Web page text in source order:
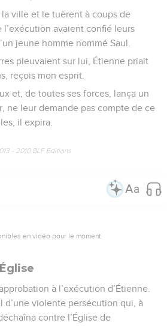
ville et le tuèrent à coups de
l’exécution avaient confié leurs
jeune homme nommé Saul.
pleuvaient sur lui, Étienne priait
reçois mon esprit.
et, de toutes ses forces, lança un
ne leur demande pas compte de ce
il expira.
- 2010 BLF Editions
en vidéo pour le moment.
à l’exécution d’Étienne.
d’une violente persécution qui, à
contre l’Église de